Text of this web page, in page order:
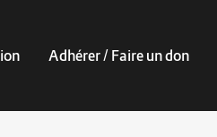
Adhérer / Faire un don